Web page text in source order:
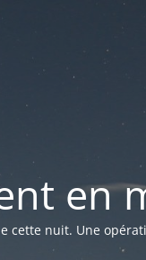
en
cette nuit. Une